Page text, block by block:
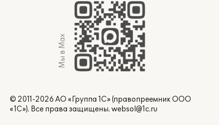
Мы в Max
© 2011-2026 АО «Группа 1С» (правопреемник ООО
«1С»). Все права защищены. websol@1c.ru